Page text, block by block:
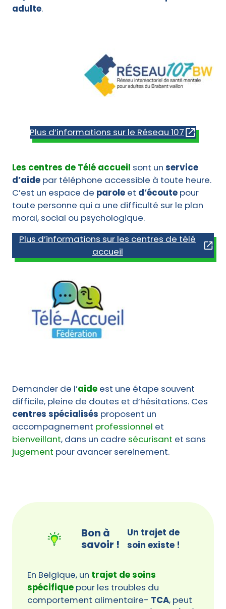
adulte.
Plus d’informations sur le Réseau 107
Les centres de Télé accueil sont un service
d’aide par téléphone accessible à toute heure.
C’est un espace de parole et d’écoute pour
toute personne qui a une difficulté sur le plan
moral, social ou psychologique.
Plus d’informations sur les centres de télé
accueil
Demander de l’aide est une étape souvent
difficile, pleine de doutes et d’hésitations. Ces
centres spécialisés proposent un
accompagnement professionnel et
bienveillant, dans un cadre sécurisant et sans
jugement pour avancer sereinement.
Bon à
savoir !
Un trajet de
soin existe !
En Belgique, un trajet de soins
spécifique pour les troubles du
comportement alimentaire- TCA, peut